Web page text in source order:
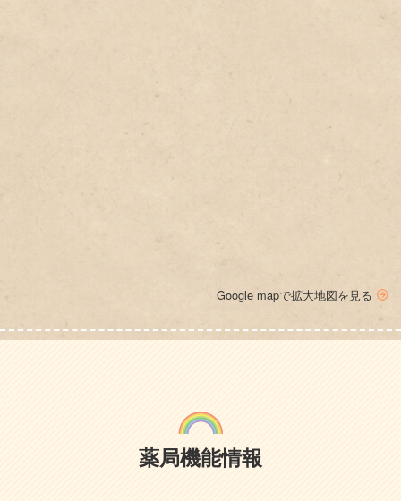
Google mapで拡大地図を見る
薬局機能情報